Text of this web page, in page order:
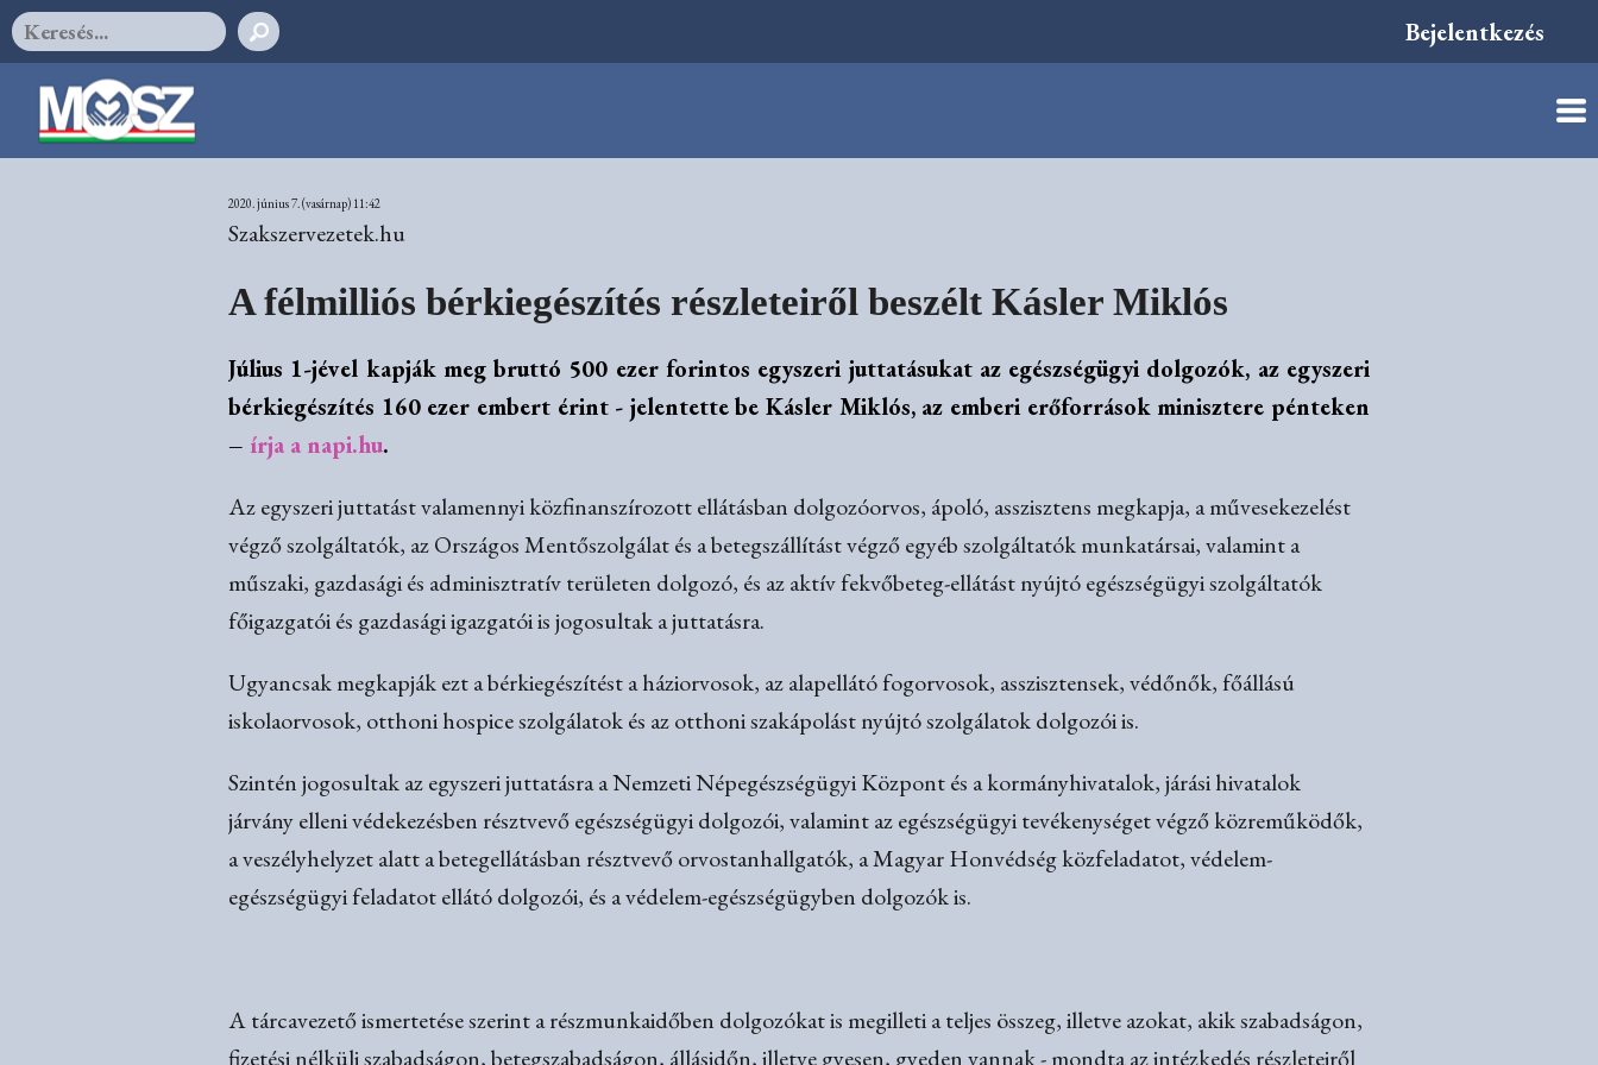
Bejelentkezés
2020. június 7. (vasárnap) 11:42
Szakszervezetek.hu
A félmilliós bérkiegészítés részleteiről beszélt Kásler Miklós
Július 1-jével kapják meg bruttó 500 ezer forintos egyszeri juttatásukat az egészségügyi dolgozók, az egyszeri
bérkiegészítés 160 ezer embert érint - jelentette be Kásler Miklós, az emberi erőforrások minisztere pénteken
– írja a napi.hu.
Az egyszeri juttatást valamennyi közfinanszírozott ellátásban dolgozóorvos, ápoló, asszisztens megkapja, a művesekezelést
végző szolgáltatók, az Országos Mentőszolgálat és a betegszállítást végző egyéb szolgáltatók munkatársai, valamint a
műszaki, gazdasági és adminisztratív területen dolgozó, és az aktív fekvőbeteg-ellátást nyújtó egészségügyi szolgáltatók
főigazgatói és gazdasági igazgatói is jogosultak a juttatásra.
Ugyancsak megkapják ezt a bérkiegészítést a háziorvosok, az alapellátó fogorvosok, asszisztensek, védőnők, főállású
iskolaorvosok, otthoni hospice szolgálatok és az otthoni szakápolást nyújtó szolgálatok dolgozói is.
Szintén jogosultak az egyszeri juttatásra a Nemzeti Népegészségügyi Központ és a kormányhivatalok, járási hivatalok
járvány elleni védekezésben résztvevő egészségügyi dolgozói, valamint az egészségügyi tevékenységet végző közreműködők,
a veszélyhelyzet alatt a betegellátásban résztvevő orvostanhallgatók, a Magyar Honvédség közfeladatot, védelem-
egészségügyi feladatot ellátó dolgozói, és a védelem-egészségügyben dolgozók is.
A tárcavezető ismertetése szerint a részmunkaidőben dolgozókat is megilleti a teljes összeg, illetve azokat, akik szabadságon,
fizetési nélküli szabadságon, betegszabadságon, állásidőn, illetve gyesen, gyeden vannak - mondta az intézkedés részleteiről